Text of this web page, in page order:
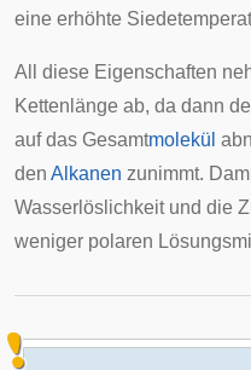
eine erhöhte
All diese Eigenschaften
Kettenlänge ab, da dann
auf das Gesamtmolekül
den Alkanen zunimmt.
Wasserlöslichkeit und die
weniger polaren